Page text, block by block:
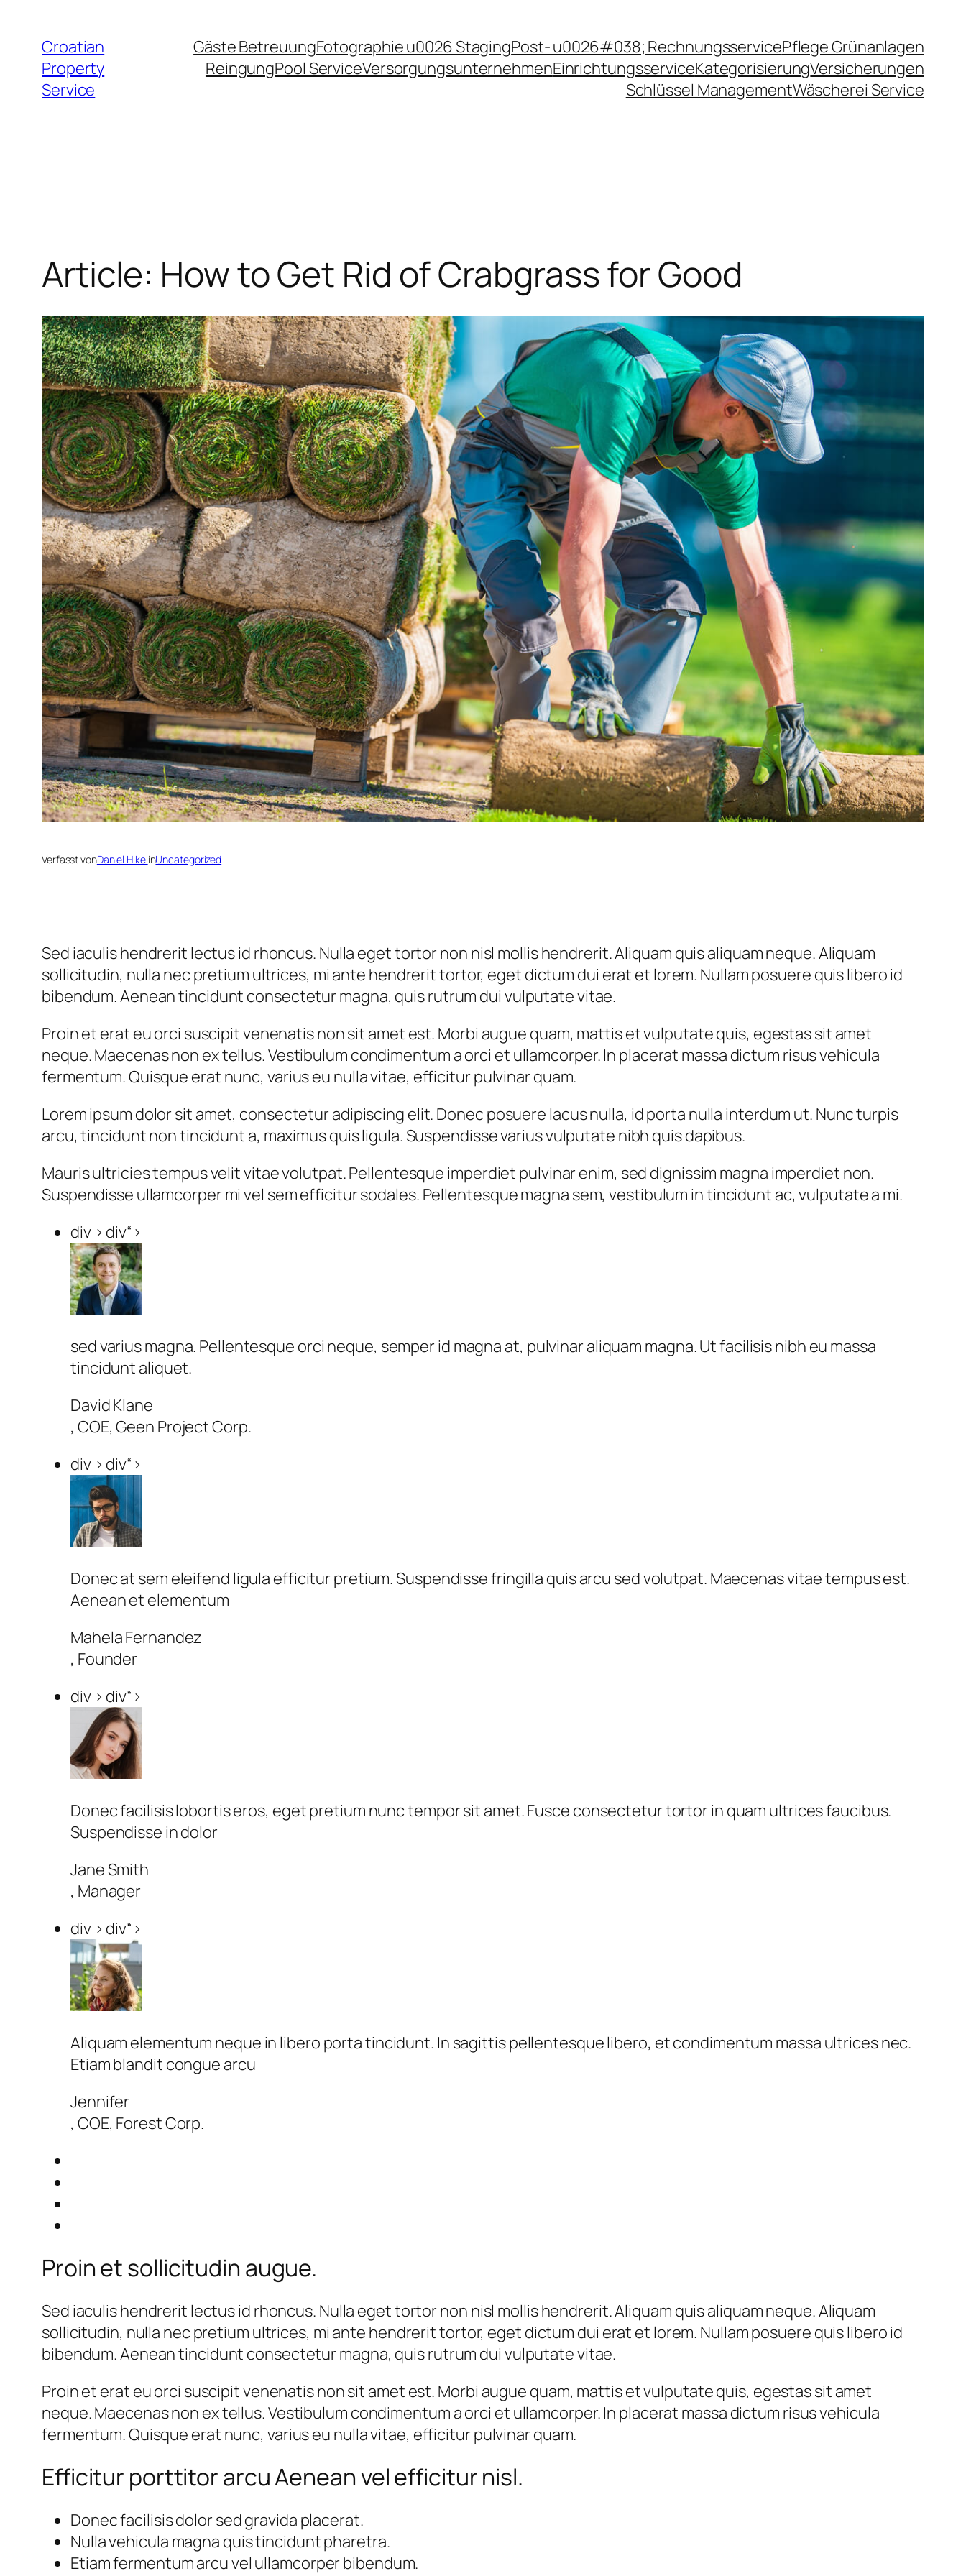
Inhalt
springen
Croatian
Property
Service
Gäste BetreuungFotographie u0026 StagingPost- u0026#038; RechnungsservicePflege Grünanlagen
ReingungPool ServiceVersorgungsunternehmenEinrichtungsserviceKategorisierungVersicherungen
Schlüssel ManagementWäscherei Service
Article: How to Get Rid of Crabgrass for Good
Verfasst vonDaniel HikelinUncategorized
Sed iaculis hendrerit lectus id rhoncus. Nulla eget tortor non nisl mollis hendrerit. Aliquam quis aliquam neque. Aliquam
sollicitudin, nulla nec pretium ultrices, mi ante hendrerit tortor, eget dictum dui erat et lorem. Nullam posuere quis libero id
bibendum. Aenean tincidunt consectetur magna, quis rutrum dui vulputate vitae.
Proin et erat eu orci suscipit venenatis non sit amet est. Morbi augue quam, mattis et vulputate quis, egestas sit amet
neque. Maecenas non ex tellus. Vestibulum condimentum a orci et ullamcorper. In placerat massa dictum risus vehicula
fermentum. Quisque erat nunc, varius eu nulla vitae, efficitur pulvinar quam.
Lorem ipsum dolor sit amet, consectetur adipiscing elit. Donec posuere lacus nulla, id porta nulla interdum ut. Nunc turpis
arcu, tincidunt non tincidunt a, maximus quis ligula. Suspendisse varius vulputate nibh quis dapibus.
Mauris ultricies tempus velit vitae volutpat. Pellentesque imperdiet pulvinar enim, sed dignissim magna imperdiet non.
Suspendisse ullamcorper mi vel sem efficitur sodales. Pellentesque magna sem, vestibulum in tincidunt ac, vulputate a mi.
div > div“>
sed varius magna. Pellentesque orci neque, semper id magna at, pulvinar aliquam magna. Ut facilisis nibh eu massa
tincidunt aliquet.
David Klane
, COE, Geen Project Corp.
div > div“>
Donec at sem eleifend ligula efficitur pretium. Suspendisse fringilla quis arcu sed volutpat. Maecenas vitae tempus est.
Aenean et elementum
Mahela Fernandez
, Founder
div > div“>
Donec facilisis lobortis eros, eget pretium nunc tempor sit amet. Fusce consectetur tortor in quam ultrices faucibus.
Suspendisse in dolor
Jane Smith
, Manager
div > div“>
Aliquam elementum neque in libero porta tincidunt. In sagittis pellentesque libero, et condimentum massa ultrices nec.
Etiam blandit congue arcu
Jennifer
, COE, Forest Corp.
Proin et sollicitudin augue.
Sed iaculis hendrerit lectus id rhoncus. Nulla eget tortor non nisl mollis hendrerit. Aliquam quis aliquam neque. Aliquam
sollicitudin, nulla nec pretium ultrices, mi ante hendrerit tortor, eget dictum dui erat et lorem. Nullam posuere quis libero id
bibendum. Aenean tincidunt consectetur magna, quis rutrum dui vulputate vitae.
Proin et erat eu orci suscipit venenatis non sit amet est. Morbi augue quam, mattis et vulputate quis, egestas sit amet
neque. Maecenas non ex tellus. Vestibulum condimentum a orci et ullamcorper. In placerat massa dictum risus vehicula
fermentum. Quisque erat nunc, varius eu nulla vitae, efficitur pulvinar quam.
Efficitur porttitor arcu Aenean vel efficitur nisl.
Donec facilisis dolor sed gravida placerat.
Nulla vehicula magna quis tincidunt pharetra.
Etiam fermentum arcu vel ullamcorper bibendum.